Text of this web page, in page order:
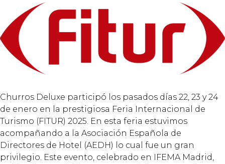
Churros Deluxe participó los pasados días 22, 23 y 24
de enero en la prestigiosa Feria Internacional de
Turismo (FITUR) 2025. En esta feria estuvimos
acompañando a la Asociación Española de
Directores de Hotel (AEDH) lo cual fue un gran
privilegio. Este evento, celebrado en IFEMA Madrid,